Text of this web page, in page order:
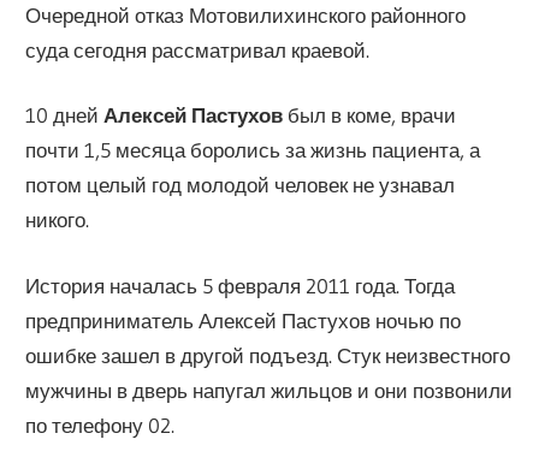
Очередной отказ Мотовилихинского районного
суда сегодня рассматривал краевой.
10 днейАлексей Пастухов был в коме, врачи
почти 1,5 месяца боролись за жизнь пациента, а
потом целый год молодой человек не узнавал
никого.
История началась 5 февраля 2011 года. Тогда
предприниматель Алексей Пастухов ночью по
ошибке зашел в другой подъезд. Стук неизвестного
мужчины в дверь напугал жильцов и они позвонили
по телефону 02.